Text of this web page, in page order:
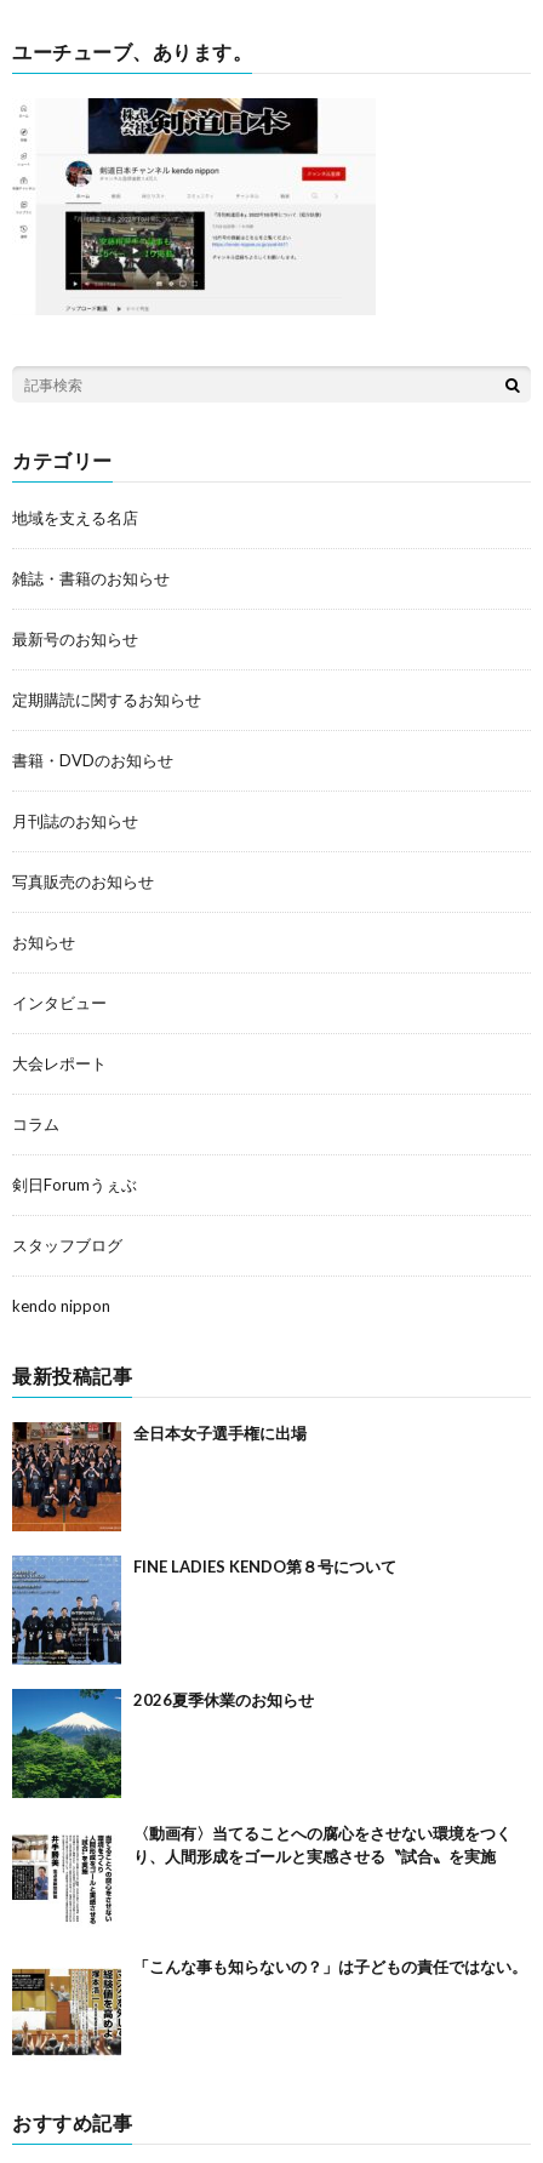
ユーチューブ、あります。
カテゴリー
地域を支える名店
雑誌・書籍のお知らせ
最新号のお知らせ
定期購読に関するお知らせ
書籍・DVDのお知らせ
月刊誌のお知らせ
写真販売のお知らせ
お知らせ
インタビュー
大会レポート
コラム
剣日Forumうぇぶ
スタッフブログ
kendo nippon
最新投稿記事
全日本女子選手権に出場
FINE LADIES KENDO第８号について
2026夏季休業のお知らせ
〈動画有〉当てることへの腐心をさせない環境をつく
り、人間形成をゴールと実感させる〝試合〟を実施
「こんな事も知らないの？」は子どもの責任ではない。
おすすめ記事